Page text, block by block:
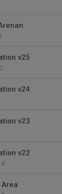
v25
0
v24
v23
v22
4